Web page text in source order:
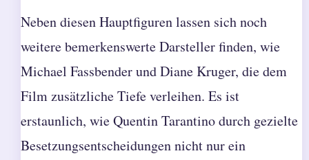
Neben diesen Hauptfiguren lassen sich noch
weitere bemerkenswerte Darsteller finden, wie
Michael Fassbender und Diane Kruger, die dem
Film zusätzliche Tiefe verleihen. Es ist
erstaunlich, wie Quentin Tarantino durch gezielte
Besetzungsentscheidungen nicht nur ein